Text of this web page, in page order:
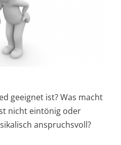
geeignet ist? Was macht
nicht eintönig oder
anspruchsvoll?